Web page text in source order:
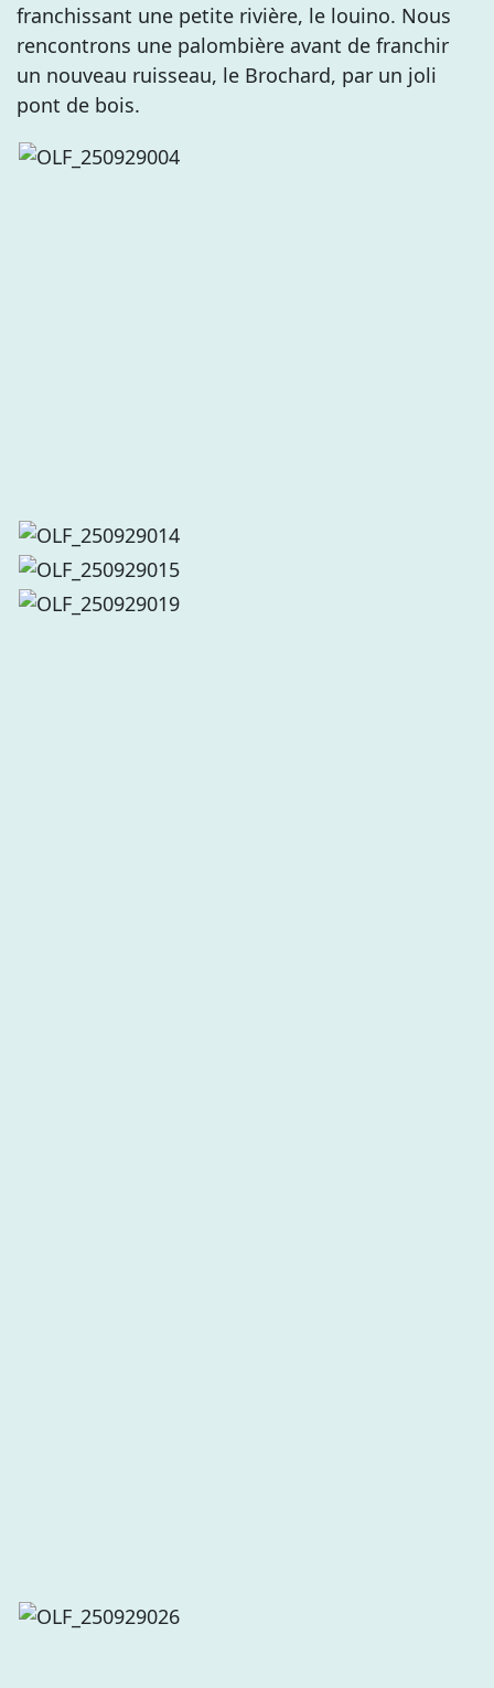
franchissant une petite rivière, le louino. Nous
rencontrons une palombière avant de franchir
un nouveau ruisseau, le Brochard, par un joli
pont de bois.